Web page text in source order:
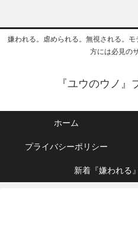
嫌われる。虐められる。無視される。
方には必見の
『ユウのウノ
ホーム
プライバシーポリシー
新着『嫌われる